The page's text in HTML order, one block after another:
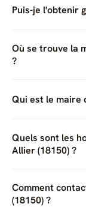
Puis-je l'obtenir
Où se trouve la
?
Qui est le maire
Quels sont les
Allier (18150) ?
Comment
(18150) ?